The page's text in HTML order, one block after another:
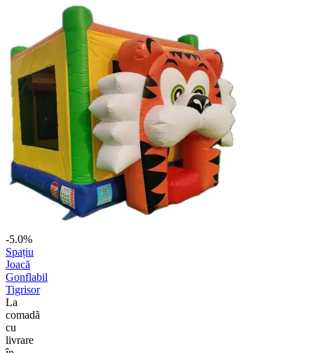
-5.0%
Spațiu
Joacă
Gonflabil
Tigrisor
La
comadã
cu
livrare